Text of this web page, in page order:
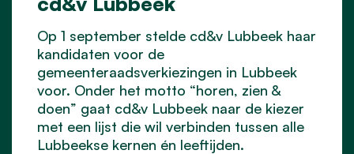
Op 1 september stelde cd&v Lubbeek haar
kandidaten voor de
gemeenteraadsverkiezingen in Lubbeek
voor. Onder het motto “horen, zien &
doen” gaat cd&v Lubbeek naar de kiezer
met een lijst die wil verbinden tussen alle
Lubbeekse kernen én leeftijden.